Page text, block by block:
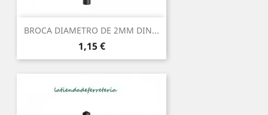
BROCA DIAMETRO DE 2MM DIN...
Precio
1,15 €